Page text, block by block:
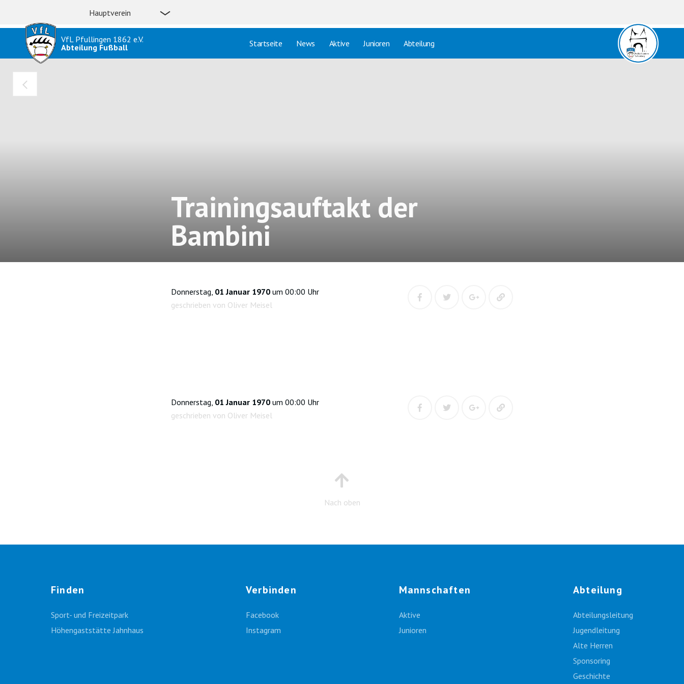
VfL Pfullingen 1862 e.V.
Abteilung Fußball
Hauptverein
Startseite News Aktive Junioren Abteilung
Trainingsauftakt der
Bambini
Donnerstag, 01 Januar 1970 um 00:00 Uhr
geschrieben von Oliver Meisel
Donnerstag, 01 Januar 1970 um 00:00 Uhr
geschrieben von Oliver Meisel
Nach oben
Finden
Sport- und Freizeitpark
Höhengaststätte Jahnhaus
Verbinden
Facebook
Instagram
Mannschaften
Aktive
Junioren
Abteilung
Abteilungsleitung
Jugendleitung
Alte Herren
Sponsoring
Geschichte